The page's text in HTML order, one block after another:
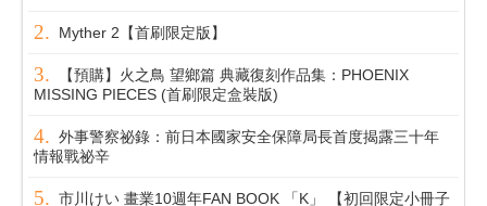
Myther 2【首刷限定版】
【預購】火之鳥 望鄉篇 典藏復刻作品集：PHOENIX
MISSING PIECES (首刷限定盒裝版)
外事警察祕錄：前日本國家安全保障局長首度揭露三十年
情報戰祕辛
市川けい 畫業10週年FAN BOOK 「K」 【初回限定小冊子